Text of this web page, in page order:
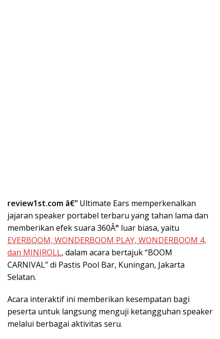
review1st.com â€” Ultimate Ears memperkenalkan
jajaran speaker portabel terbaru yang tahan lama dan
memberikan efek suara 360Â° luar biasa, yaitu
EVERBOOM, WONDERBOOM PLAY, WONDERBOOM 4,
dan MINIROLL, dalam acara bertajuk “BOOM
CARNIVAL” di Pastis Pool Bar, Kuningan, Jakarta
Selatan.
Acara interaktif ini memberikan kesempatan bagi
peserta untuk langsung menguji ketangguhan speaker
melalui berbagai aktivitas seru.